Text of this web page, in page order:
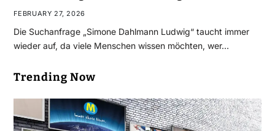
FEBRUARY 27, 2026
Die Suchanfrage „Simone Dahlmann Ludwig“ taucht immer
wieder auf, da viele Menschen wissen möchten, wer…
Trending Now